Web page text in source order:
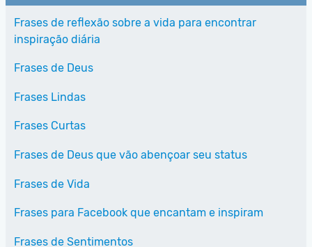
Frases de reflexão sobre a vida para encontrar
inspiração diária
Frases de Deus
Frases Lindas
Frases Curtas
Frases de Deus que vão abençoar seu status
Frases de Vida
Frases para Facebook que encantam e inspiram
Frases de Sentimentos